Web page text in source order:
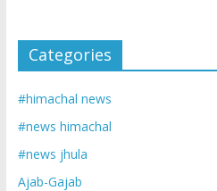
Categories
#himachal news
#news himachal
#news jhula
Ajab-Gajab